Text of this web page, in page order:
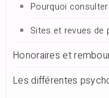
Pourquoi
Sites et revues de
Honoraires et
Les différentes